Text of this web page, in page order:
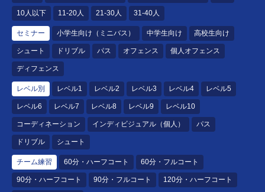
10人以下 11-20人 21-30人 31-40人
セミナー 小学生向け（ミニバス） 中学生向け 高校生向け
シュート ドリブル パス オフェンス 個人オフェンス
ディフェンス
レベル別 レベル1 レベル2 レベル3 レベル4 レベル5
レベル6 レベル7 レベル8 レベル9 レベル10
コーディネーション インディビジュアル（個人） パス
ドリブル シュート
チーム練習 60分・ハーフコート 60分・フルコート
90分・ハーフコート 90分・フルコート 120分・ハーフコート